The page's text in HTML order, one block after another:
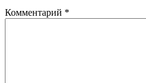
Комментарий *